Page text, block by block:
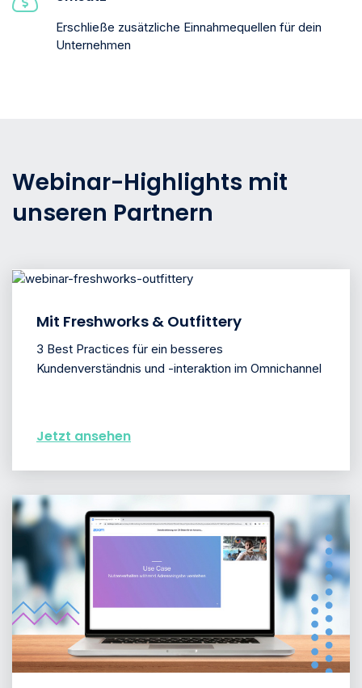
Erschließe zusätzliche Einnahmequellen für dein
Unternehmen
Webinar-Highlights mit
unseren Partnern
Mit Freshworks & Outfittery
3 Best Practices für ein besseres
Kundenverständnis und -interaktion im Omnichannel
Jetzt ansehen